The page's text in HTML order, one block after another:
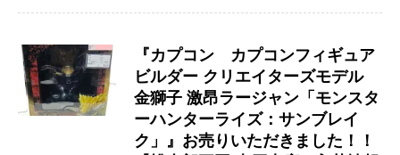
『カプコン カプコンフィギュア
ビルダー クリエイターズモデル
金獅子 激昂ラージャン「モンスタ
ーハンターライズ：サンブレイ
ク」』お売りいただきました！！